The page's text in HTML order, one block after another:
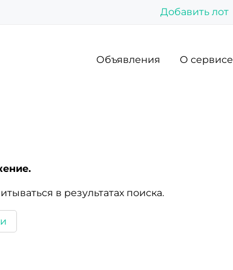
Добавить лот
Объявления О сервисе
в результатах поиска.